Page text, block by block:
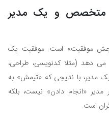
متخصص و یک مدیر
موفقیت» است. موفقیت یک
دهد (مثلا کدنویسی، طراحی،
مدیر، با نتایجی که «تیمش» به
«انجام دادن» نیست، بلکه
است.